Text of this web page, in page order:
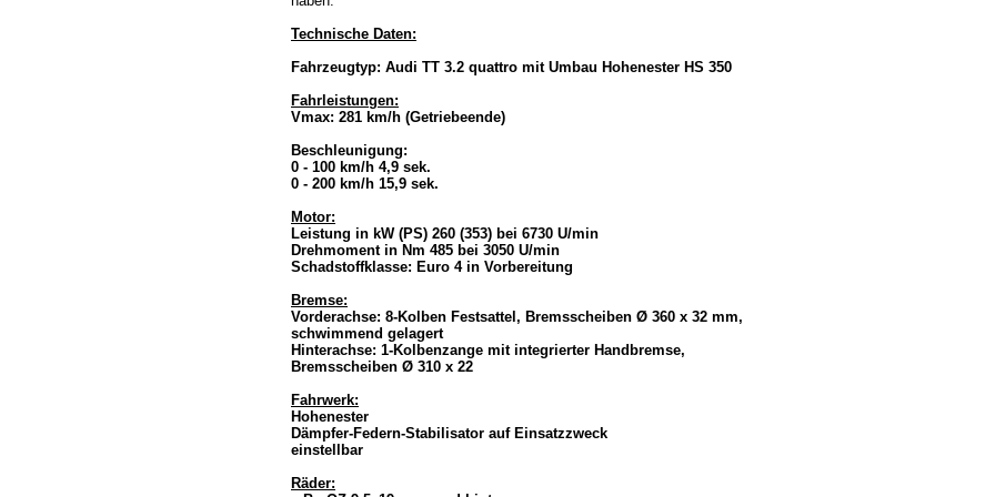
Technische Daten:
Fahrzeugtyp: Audi TT 3.2 quattro mit Umbau Hohenester HS 350
Fahrleistungen:
Vmax: 281 km/h (Getriebeende)
Beschleunigung:
0 - 100 km/h 4,9 sek.
0 - 200 km/h 15,9 sek.
Motor:
Leistung in kW (PS) 260 (353) bei 6730 U/min
Drehmoment in Nm 485 bei 3050 U/min
Schadstoffklasse: Euro 4 in Vorbereitung
Bremse:
Vorderachse: 8-Kolben Festsattel, Bremsscheiben Ø 360 x 32 mm,
schwimmend gelagert
Hinterachse: 1-Kolbenzange mit integrierter Handbremse,
Bremsscheiben Ø 310 x 22
Fahrwerk:
Hohenester
Dämpfer-Federn-Stabilisator auf Einsatzzweck
einstellbar
Räder: